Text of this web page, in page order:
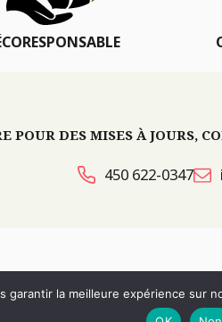
DES MISES À JOURS,
450 622-0347
DE SITES WEB :PAR DESIGN,
garantir la meilleure expérience